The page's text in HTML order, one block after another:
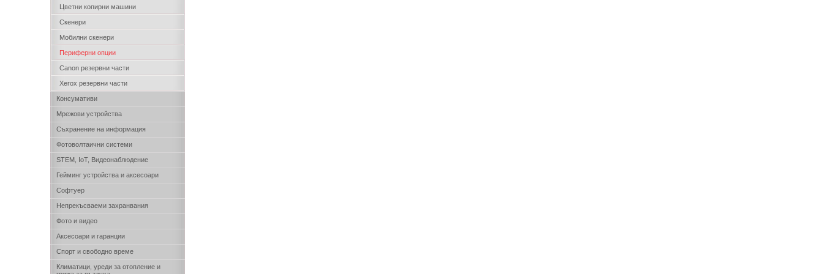
Цветни копирни машини
Скенери
Мобилни скенери
Периферни опции
Canon резервни части
Xerox резервни части
Консумативи
Мрежови устройства
Съхранение на информация
Фотоволтаични системи
STEM, IoT, Видеонаблюдение
Гейминг устройства и аксесоари
Софтуер
Непрекъсваеми захранвания
Фото и видео
Аксесоари и гаранции
Спорт и свободно време
Климатици, уреди за отопление и